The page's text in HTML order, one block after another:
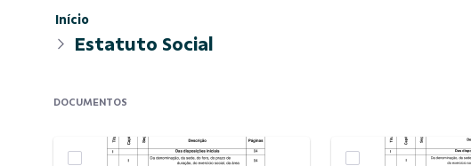
Início
Estatuto Social
DOCUMENTOS